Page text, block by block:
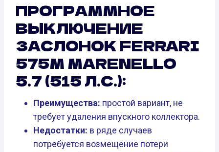
ПРОГРАММНОЕ
ВЫКЛЮЧЕНИЕ
ЗАСЛОНОК FERRARI
575M MARENELLO
5.7 (515 Л.С.):
Преимущества: простой вариант, не
требует удаления впускного коллектора.
Недостатки: в ряде случаев
потребуется возмещение потери